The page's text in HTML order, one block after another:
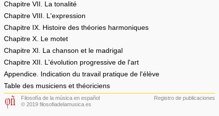
Chapitre VII. La tonalité
Chapitre VIII. L'expression
Chapitre IX. Histoire des théories harmoniques
Chapitre X. Le motet
Chapitre XI. La chanson et le madrigal
Chapitre XII. L'évolution progressive de l'art
Appendice. Indication du travail pratique de l'élève
Table des musiciens et théoriciens
Filosofía de la música en español
© 2019 filosofiadelamusica.es
Registro de publicaciones